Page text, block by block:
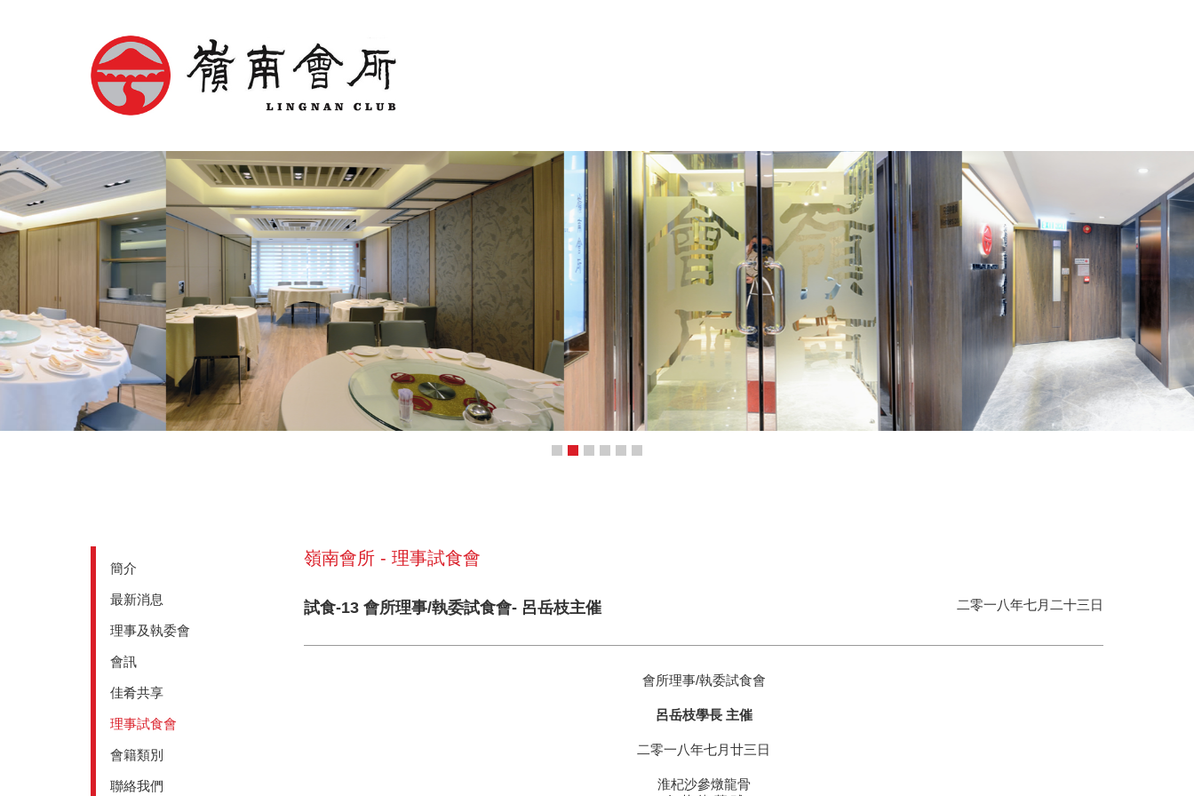
簡介
最新消息
理事及執委會
會訊
佳肴共享
理事試食會
會籍類別
聯絡我們
嶺南會所 - 理事試食會
試食-13 會所理事/執委試食會- 呂岳枝主催 二零一八年七月二十三日
會所理事/執委試食會
呂岳枝學長 主催
二零一八年七月廿三日
淮杞沙參燉龍骨